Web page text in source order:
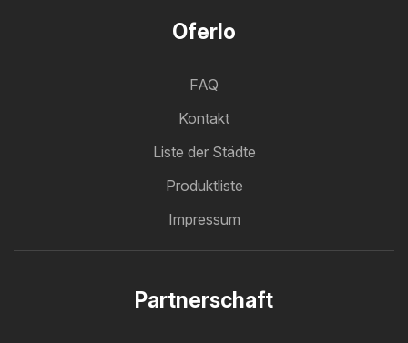
Oferlo
FAQ
Kontakt
Liste der Städte
Produktliste
Impressum
Partnerschaft